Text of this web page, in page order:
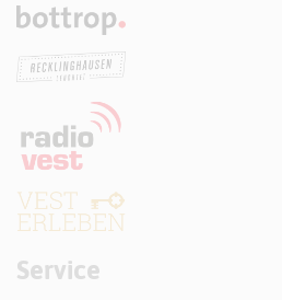
Service